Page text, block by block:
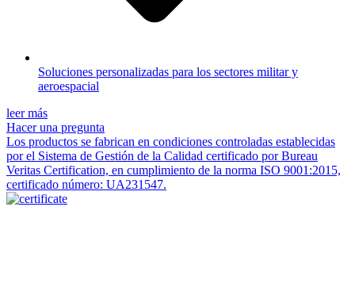
Soluciones personalizadas para los sectores militar y
aeroespacial
leer más
Hacer una pregunta
Los productos se fabrican en condiciones controladas establecidas
por el Sistema de Gestión de la Calidad certificado por Bureau
Veritas Certification, en cumplimiento de la norma ISO 9001:2015,
certificado número: UA231547.